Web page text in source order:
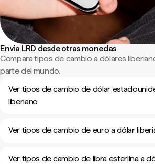
Envía LRD desde otras monedas
Compara tipos de cambio a dólares
parte del mundo.
Ver tipos de cambio de dólar
liberiano
Ver tipos de cambio de euro a dólar
Ver tipos de cambio de libra esterlina a